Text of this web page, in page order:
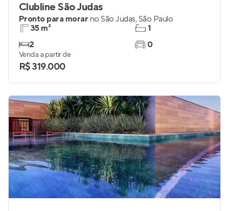
Clubline São Judas
Pronto para morar no São Judas,São Paulo
35 m²
2
1
0
Venda a partir de
R$ 319.000